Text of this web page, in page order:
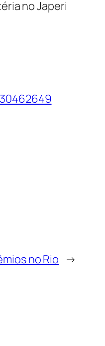
no Japeri
no Rio →